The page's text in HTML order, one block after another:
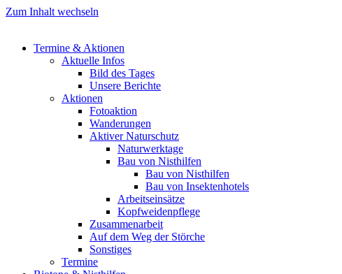
Zum Inhalt wechseln
Termine & Aktionen
Aktuelle Infos
Bild des Tages
Unsere Berichte
Aktionen
Fotoaktion
Wanderungen
Aktiver Naturschutz
Naturwerktage
Bau von Nisthilfen
Bau von Nisthilfen
Bau von Insektenhotels
Arbeitseinsätze
Kopfweidenpflege
Zusammenarbeit
Auf dem Weg der Störche
Sonstiges
Termine